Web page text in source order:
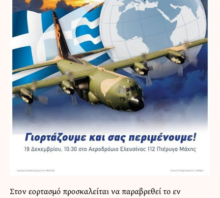
Στον εορτασμό προσκαλείται να παραβρεθεί το εν